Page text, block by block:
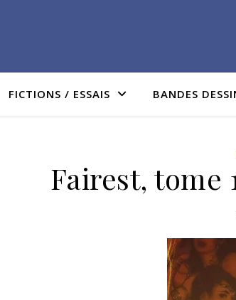
FICTIONS / ESSAIS BANDES
Fairest, tome